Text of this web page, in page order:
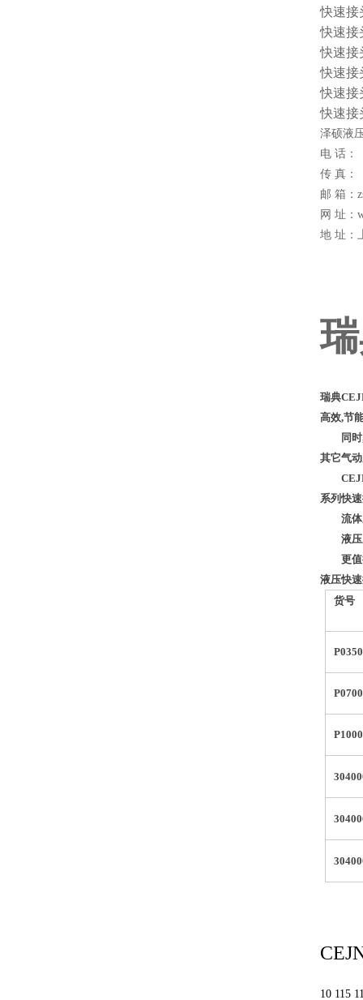
快速接
快速接
快速接
快速接
快速接
快速接
泽硕液
电 话：
传 真：
邮 箱：
网 址：
地 址：
瑞典
高效,节
同时
其它气
CEJN
系列快
流体系
液压系
更值得
液压快
货号
10 115